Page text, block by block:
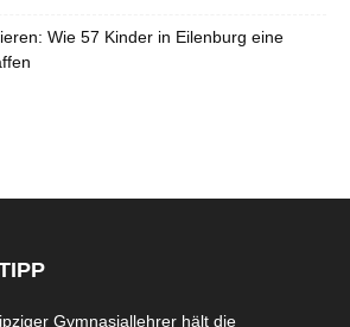
Wie 57 Kinder in Eilenburg eine
Gymnasiallehrer hält die